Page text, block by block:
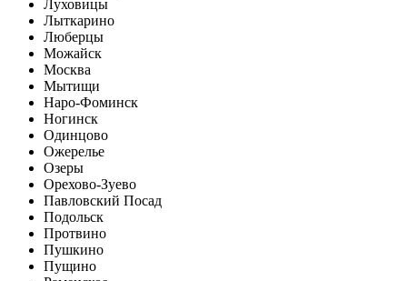
Луховицы
Лыткарино
Люберцы
Можайск
Москва
Мытищи
Наро-Фоминск
Ногинск
Одинцово
Ожерелье
Озеры
Орехово-Зуево
Павловский Посад
Подольск
Протвино
Пушкино
Пущино